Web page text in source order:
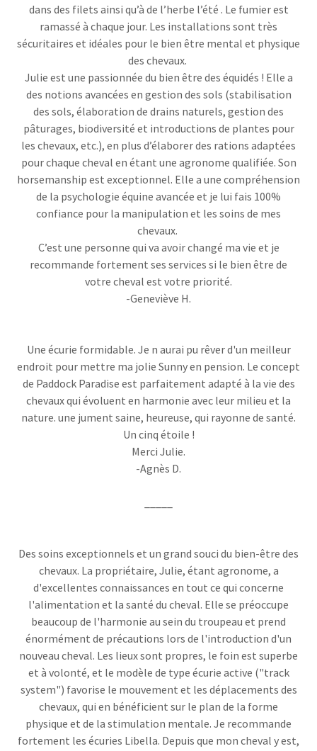
dans des filets ainsi qu’à de l’herbe l’été . Le fumier est
ramassé à chaque jour. Les installations sont très
sécuritaires et idéales pour le bien être mental et physique
des chevaux.
Julie est une passionnée du bien être des équidés ! Elle a
des notions avancées en gestion des sols (stabilisation
des sols, élaboration de drains naturels, gestion des
pâturages, biodiversité et introductions de plantes pour
les chevaux, etc.), en plus d’élaborer des rations adaptées
pour chaque cheval en étant une agronome qualifiée. Son
horsemanship est exceptionnel. Elle a une compréhension
de la psychologie équine avancée et je lui fais 100%
confiance pour la manipulation et les soins de mes
chevaux.
C’est une personne qui va avoir changé ma vie et je
recommande fortement ses services si le bien être de
votre cheval est votre priorité.
-Geneviève H.
Une écurie formidable. Je n aurai pu rêver d'un meilleur
endroit pour mettre ma jolie Sunny en pension. Le concept
de Paddock Paradise est parfaitement adapté à la vie des
chevaux qui évoluent en harmonie avec leur milieu et la
nature. une jument saine, heureuse, qui rayonne de santé.
Un cinq étoile !
Merci Julie.
-Agnès D.
Des soins exceptionnels et un grand souci du bien-être des
chevaux. La propriétaire, Julie, étant agronome, a
d'excellentes connaissances en tout ce qui concerne
l'alimentation et la santé du cheval. Elle se préoccupe
beaucoup de l'harmonie au sein du troupeau et prend
énormément de précautions lors de l'introduction d'un
nouveau cheval. Les lieux sont propres, le foin est superbe
et à volonté, et le modèle de type écurie active ("track
system") favorise le mouvement et les déplacements des
chevaux, qui en bénéficient sur le plan de la forme
physique et de la stimulation mentale. Je recommande
fortement les écuries Libella. Depuis que mon cheval y est,